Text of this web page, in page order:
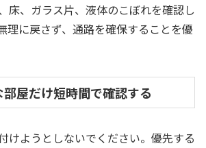
床、ガラス片、液体のこぼれを確認し
理に戻さず、通路を確保することを優
屋だけ短時間で確認する
けようとしないでください。優先する